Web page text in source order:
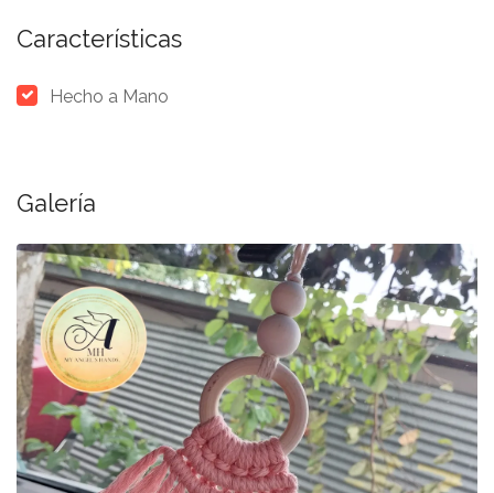
Características
Hecho a Mano
Galería